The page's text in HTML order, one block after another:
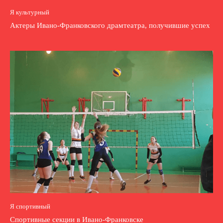
Я культурный
Актеры Ивано-Франковского драмтеатра, получившие успех
Я спортивный
Спортивные секции в Ивано-Франковске